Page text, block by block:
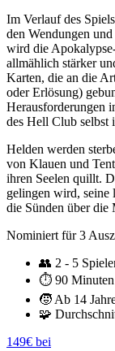
Im Verlauf des
den Wendungen
wird die
allmählich stärker
Karten, die an die
oder Erlösung)
Herausforderungen
des Hell Club selbst
Helden werden
von Klauen und
ihren Seelen quillt.
gelingen wird, seine
die Sünden über die
Nominiert für 3
👥 2 - 5
⏱️ 90 Minuten
🧒 Ab 14
🧩
149€ bei